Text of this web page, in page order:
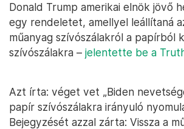
Donald Trump amerikai elnök jövő
egy rendeletet, amellyel leállítaná
műanyag szívószálakról a papírból
szívószálakra – jelentette be a
Azt írta: véget vet „Biden
papír szívószálakra irányuló
Bejegyzését azzal zárta: Vissza a